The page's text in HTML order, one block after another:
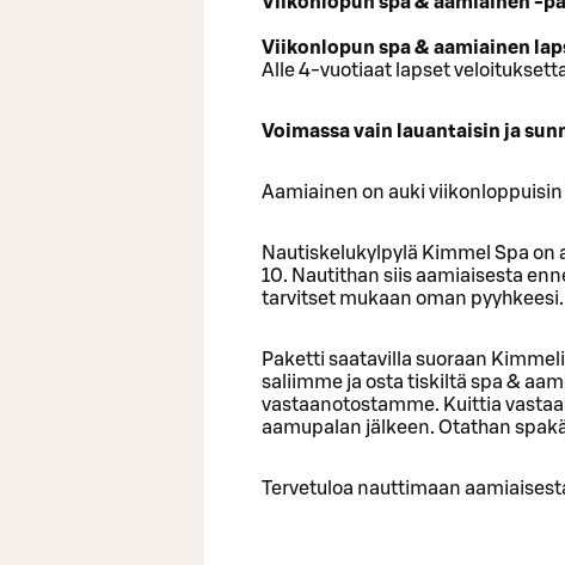
Viikonlopun spa & aamiainen
Alle 4-vuotiaat lapset
Voimassa vain lauantaisin ja
Aamiainen on auki
Nautiskelukylpylä Kimmel Spa
10. Nautithan siis aamiaisesta
tarvitset mukaan oman pyyhkeesi.
Paketti saatavilla suoraan
saliimme ja osta tiskiltä spa &
vastaanotostamme. Kuittia
aamupalan jälkeen. Otathan
Tervetuloa nauttimaan